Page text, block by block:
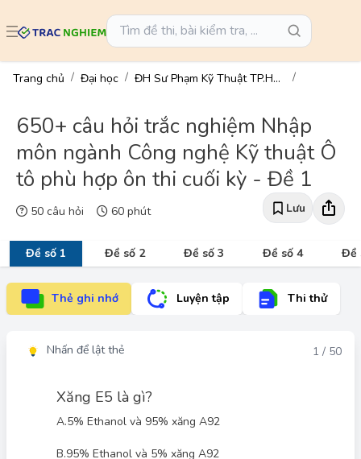
Trang chủ Đại học ĐH Sư Phạm Kỹ Thuật TP.HCM
650+ câu hỏi trắc nghiệm Nhập
môn ngành Công nghệ Kỹ thuật Ô
tô phù hợp ôn thi cuối kỳ - Đề 1
50 câu hỏi 60 phút Lưu
Đề số 1 Đề số 2 Đề số 3 Đề số 4 Đề
Thẻ ghi nhớ Luyện tập Thi thử
Nhấn để lật thẻ 1 / 50
Xăng E5 là gì?
A.5% Ethanol và 95% xăng A92
B.95% Ethanol và 5% xăng A92